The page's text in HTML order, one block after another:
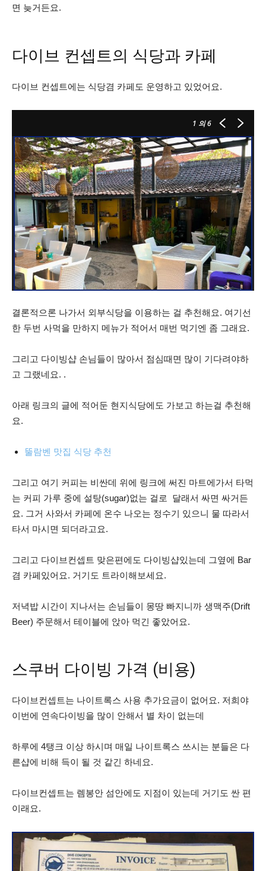
면 늦거든요.
다이브 컨셉트의 식당과 카페
다이브 컨셉트에는 식당겸 카페도 운영하고 있었어요.
1 의 6
결론적으론 나가서 외부식당을 이용하는 걸 추천해요. 여기선
한 두번 사먹을 만하지 메뉴가 적어서 매번 먹기엔 좀 그래요.
그리고 다이빙샵 손님들이 많아서 점심때면 많이 기다려야하
고 그랬네요. .
아래 링크의 글에 적어둔 현지식당에도 가보고 하는걸 추천해
요.
뚤람벤 맛집 식당 추천
그리고 여기 커피는 비싼데 위에 링크에 써진 마트에가서 타먹
는 커피 가루 중에 설탕(sugar)없는 걸로
달래서 싸면 싸거든
요. 그거 사와서 카페에 온수 나오는 정수기 있으니 물 따라서
타서 마시면 되더라고요.
그리고 다이브컨셉트 맞은편에도 다이빙샵있는데 그옆에 Bar
겸 카페있어요. 거기도 트라이해보세요.
저녁밥 시간이 지나서는 손님들이 몽땅 빠지니까 생맥주(Drift
Beer) 주문해서 테이블에 앉아 먹긴 좋았어요.
스쿠버 다이빙 가격 (비용)
다이브컨셉트는 나이트록스 사용 추가요금이 없어요. 저희야
이번에 연속다이빙을 많이 안해서 별 차이 없는데
하루에 4탱크 이상 하시며 매일 나이트록스 쓰시는 분들은 다
른샵에 비해 득이 될 것 같긴 하네요.
다이브컨셉트는 렘봉안 섬안에도 지점이 있는데 거기도 싼 편
이래요.